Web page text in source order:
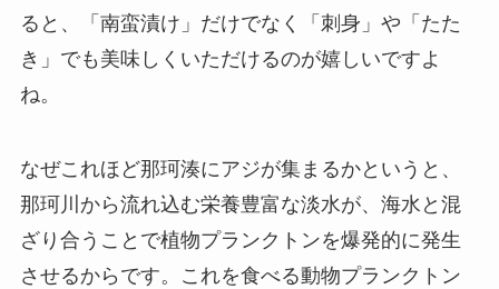
ると、「南蛮漬け」だけでなく「刺身」や「たた
き」でも美味しくいただけるのが嬉しいですよ
ね。
なぜこれほど那珂湊にアジが集まるかというと、
那珂川から流れ込む栄養豊富な淡水が、海水と混
ざり合うことで植物プランクトンを爆発的に発生
させるからです。これを食べる動物プランクトン